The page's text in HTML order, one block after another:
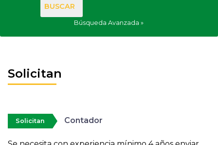
BUSCAR
Búsqueda Avanzada
Solicitan
Solicitan Contador